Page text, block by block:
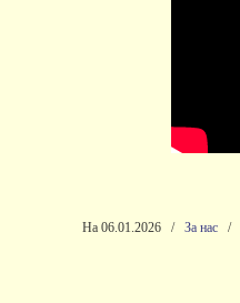
На 06.01.2026 / За нас /